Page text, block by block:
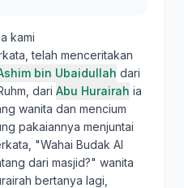
kami
telah menceritakan
bin Ubaidullah dari
dari Abu Hurairah ia
wanita dan mencium
pakaiannya menjuntai
"Wahai Budak Al
dari masjid?" wanita
bertanya lagi,